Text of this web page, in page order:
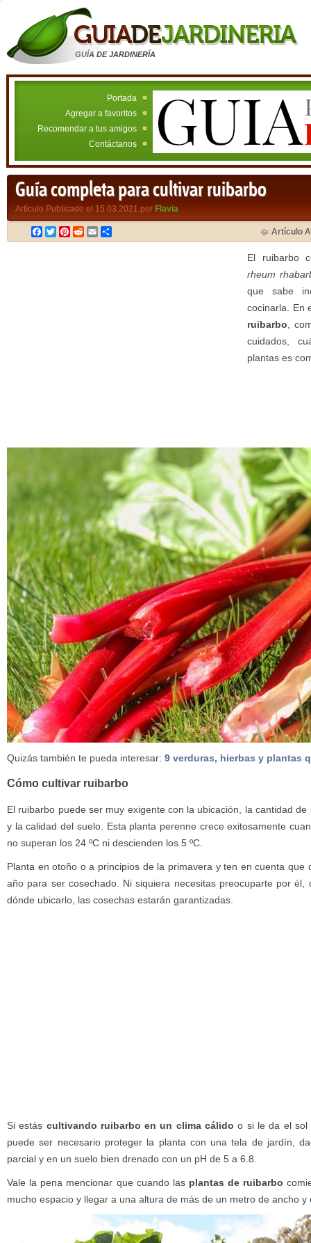
GUÍA DE JARDINERÍA
Portada
Agregar a favoritos
Recomendar a tus amigos
Contáctanos
Guía completa para cultivar ruibarbo
Artículo Publicado el 15.03.2021 por Flavia
Facebook
TwitterPinterest
RedditEmail Artículo
El ruibarbo
rheum
que sabe
cocinarla. En
ruibarbo ,
cuidados,
plantas es
Quizás también te pueda interesar: 9 verduras, hierbas y plantas
Cómo cultivar ruibarbo
El ruibarbo puede ser muy exigente con la ubicación, la cantidad
y la calidad del suelo. Esta planta perenne crece exitosamente
no superan los 24 ºC ni descienden los 5 ºC.
Planta en otoño o a principios de la primavera y ten en cuenta que
año para ser cosechado. Ni siquiera necesitas preocuparte por
dónde ubicarlo, las cosechas estarán garantizadas.
Si estás cultivando ruibarbo en un clima cálido o si le da el sol
puede ser necesario proteger la planta con una tela de jardín,
parcial y en un suelo bien drenado con un pH de 5 a 6.8.
Vale la pena mencionar que cuando las plantas de ruibarbo
mucho espacio y llegar a una altura de más de un metro de ancho y